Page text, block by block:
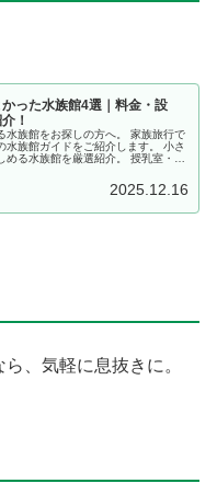
った水族館4選｜料金・設
！
水族館をお探しの方へ。 家族旅行で
水族館ガイドをご紹介します。 小さ
める水族館を厳選紹介。 授乳室・ベ
2025.12.16
、気軽に息抜きに。